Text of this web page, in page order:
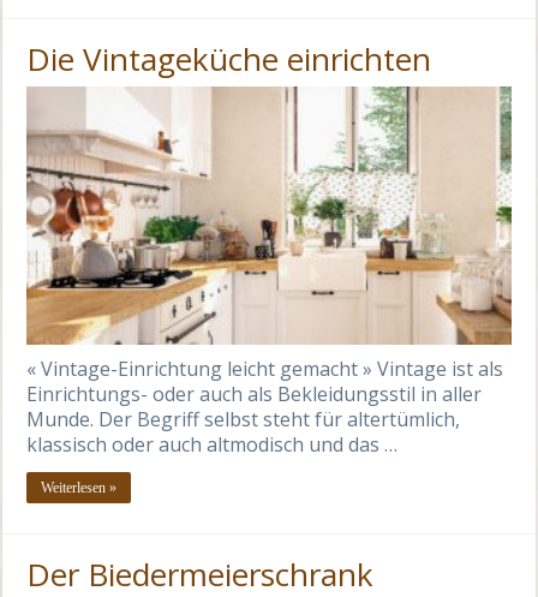
Die Vintageküche einrichten
« Vintage-Einrichtung leicht gemacht » Vintage ist als
Einrichtungs- oder auch als Bekleidungsstil in aller
Munde. Der Begriff selbst steht für altertümlich,
klassisch oder auch altmodisch und das …
Weiterlesen »
Der Biedermeierschrank